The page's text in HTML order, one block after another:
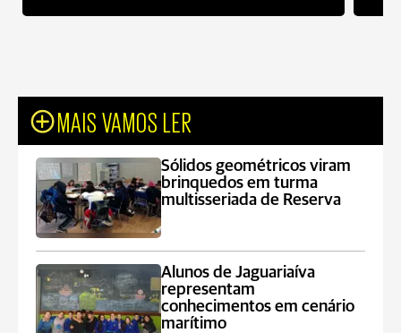
MAIS VAMOS LER
Sólidos geométricos viram
brinquedos em turma
multisseriada de Reserva
Alunos de Jaguariaíva
representam
conhecimentos em cenário
marítimo